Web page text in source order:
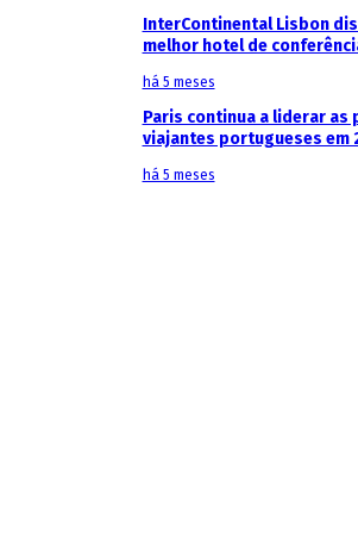
InterContinental Lisbon
melhor hotel de
há 5 meses
Paris continua a liderar as
viajantes portugueses em
há 5 meses